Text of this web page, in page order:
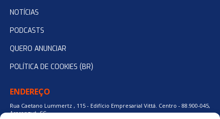
NOTÍCIAS
PODCASTS
QUERO ANUNCIAR
POLÍTICA DE COOKIES (BR)
ENDEREÇO
Rua Caetano Lummertz , 115 - Edifício Empresarial Vittá. Centro - 88.900-045,
Araranguá, SC.